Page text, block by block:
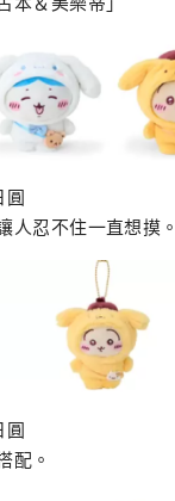
圓
人忍不住一直想摸。
圓
配。